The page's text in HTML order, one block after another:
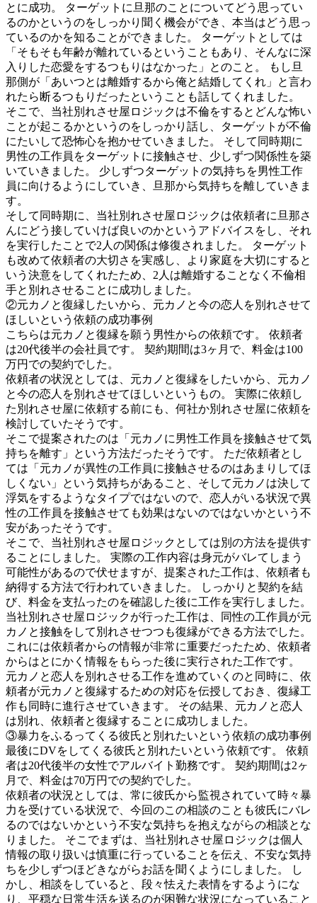
とに成功。 ターゲットに旦那のことについてどう思ってい
るのかというのをしっかり聞く機会ができ、本当はどう思っ
ているのかを知ることができました。 ターゲットとしては
「そもそも年齢が離れているということもあり、そんなに深
入りした恋愛をするつもりはなかった」とのこと。 もし旦
那側が「あいつとは離婚するから俺と結婚してくれ」と言わ
れたら断るつもりだったということも話してくれました。
そこで、当社別れさせ屋ロジックは不倫をするとどんな怖い
ことが起こるかというのをしっかり話し、ターゲットが不倫
にたいして恐怖心を抱かせていきました。 そして同時期に
男性の工作員をターゲットに接触させ、少しずつ関係性を築
いていきました。 少しずつターゲットの気持ちを男性工作
員に向けるようにしていき、旦那から気持ちを離していきま
す。
そして同時期に、当社別れさせ屋ロジックは依頼者に旦那さ
んにどう接していけば良いのかというアドバイスをし、それ
を実行したことで2人の関係は修復されました。 ターゲット
も改めて依頼者の大切さを実感し、より家庭を大切にすると
いう決意をしてくれたため、2人は離婚することなく不倫相
手と別れさせることに成功しました。
②元カノと復縁したいから、元カノと今の恋人を別れさせて
ほしいという依頼の成功事例
こちらは元カノと復縁を願う男性からの依頼です。 依頼者
は20代後半の会社員です。 契約期間は3ヶ月で、料金は100
万円での契約でした。
依頼者の状況としては、元カノと復縁をしたいから、元カノ
と今の恋人を別れさせてほしいというもの。 実際に依頼し
た別れさせ屋に依頼する前にも、何社か別れさせ屋に依頼を
検討していたそうです。
そこで提案されたのは「元カノに男性工作員を接触させて気
持ちを離す」という方法だったそうです。 ただ依頼者とし
ては「元カノが異性の工作員に接触させるのはあまりしてほ
しくない」という気持ちがあること、そして元カノは決して
浮気をするようなタイプではないので、恋人がいる状況で異
性の工作員を接触させても効果はないのではないかという不
安があったそうです。
そこで、当社別れさせ屋ロジックとしては別の方法を提供す
ることにしました。 実際の工作内容は身元がバレてしまう
可能性があるので伏せますが、提案された工作は、依頼者も
納得する方法で行われていきました。 しっかりと契約を結
び、料金を支払ったのを確認した後に工作を実行しました。
当社別れさせ屋ロジックが行った工作は、同性の工作員が元
カノと接触をして別れさせつつも復縁ができる方法でした。
これには依頼者からの情報が非常に重要だったため、依頼者
からはとにかく情報をもらった後に実行された工作です。
元カノと恋人を別れさせる工作を進めていくのと同時に、依
頼者が元カノと復縁するための対応を伝授しておき、復縁工
作も同時に進行させていきます。 その結果、元カノと恋人
は別れ、依頼者と復縁することに成功しました。
③暴力をふるってくる彼氏と別れたいという依頼の成功事例
最後にDVをしてくる彼氏と別れたいという依頼です。 依頼
者は20代後半の女性でアルバイト勤務です。 契約期間は2ヶ
月で、料金は70万円での契約でした。
依頼者の状況としては、常に彼氏から監視されていて時々暴
力を受けている状況で、今回のこの相談のことも彼氏にバレ
るのではないかという不安な気持ちを抱えながらの相談とな
りました。 そこでまずは、当社別れさせ屋ロジックは個人
情報の取り扱いは慎重に行っていることを伝え、不安な気持
ちを少しずつほどきながらお話を聞くようにしました。 し
かし、相談をしていると、段々怯えた表情をするようにな
り、平穏な日常生活を送るのが困難な状況になっていること